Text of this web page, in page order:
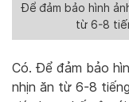
Để đảm bảo hình
từ 6-8
Có. Để đảm bảo
nhịn ăn từ 6-8